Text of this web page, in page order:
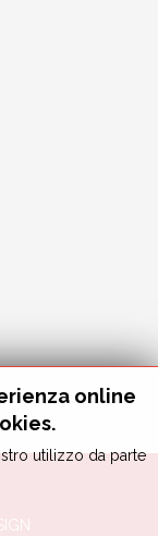
online
utilizzo da parte